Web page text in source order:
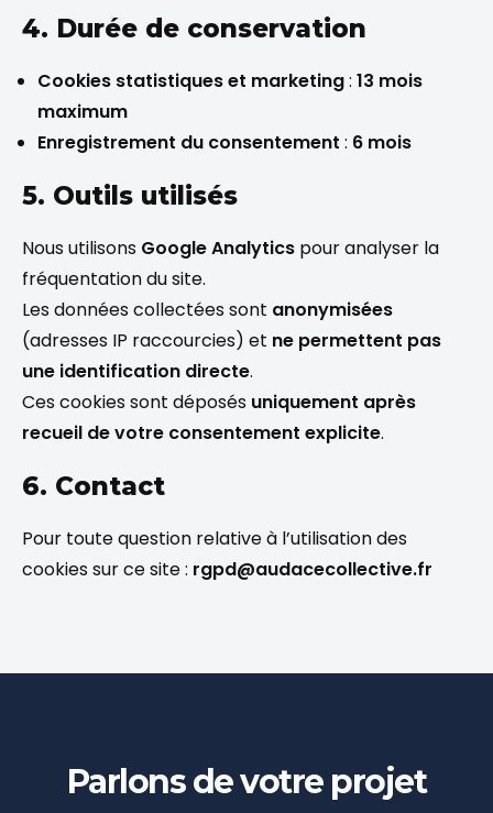
4. Durée de conservation
Cookies statistiques et marketing: 13 mois
maximum
Enregistrement du consentement : 6 mois
5. Outils utilisés
Nous utilisons Google Analytics pour analyser la
fréquentation du site.
Les données collectées sont anonymisées
(adresses IP raccourcies) et ne permettent pas
une identification directe.
Ces cookies sont déposés uniquement après
recueil de votre consentement explicite.
6. Contact
Pour toute question relative à l’utilisation des
cookies sur ce site : rgpd@audacecollective.fr
Parlons de votre projet